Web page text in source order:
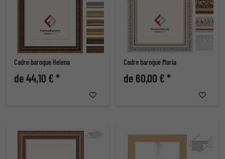
Cadre baroque Helena
de 44,10 € *
Cadre baroque Maria
de 60,00 € *